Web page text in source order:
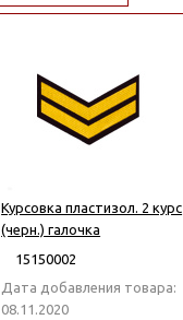
Курсовка пластизол. 2 курс
(черн.) галочка
15150002
Дата добавления товара:
08.11.2020